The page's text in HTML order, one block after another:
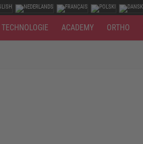
TECHNOLOGIE ACADEMY ORTHO